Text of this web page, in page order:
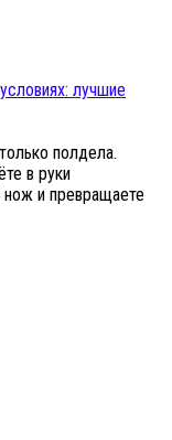
лучшие
полдела.
в руки
и превращаете